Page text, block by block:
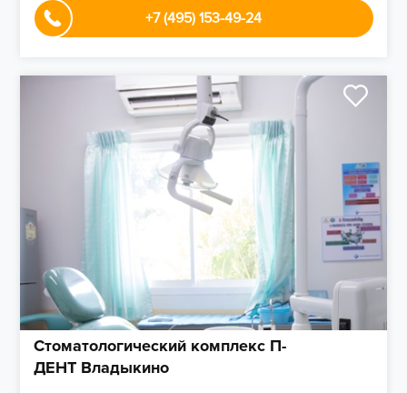
+7 (495) 153-49-24
Стоматологический комплекс П-
ДЕНТ Владыкино